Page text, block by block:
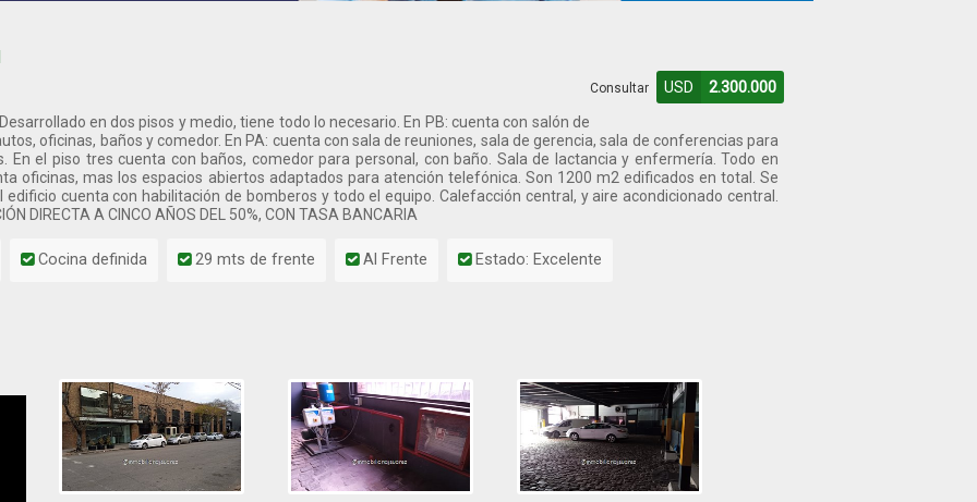
Consultar USD
2.300.000
en dos pisos y medio, tiene todo lo necesario. En PB: cuenta con salón de
oficinas, baños y comedor. En PA: cuenta con sala de reuniones, sala de gerencia, sala de conferencias para
En el piso tres cuenta con baños, comedor para personal, con baño. Sala de lactancia y enfermería. Todo en
oficinas, mas los espacios abiertos adaptados para atención telefónica. Son 1200 m2 edificados en total. Se
cuenta con habilitación de bomberos y todo el equipo. Calefacción central, y aire acondicionado central.
DIRECTA A CINCO AÑOS DEL 50%, CON TASA BANCARIA
Cocina definida 29 mts de frente Al Frente Estado: Excelente